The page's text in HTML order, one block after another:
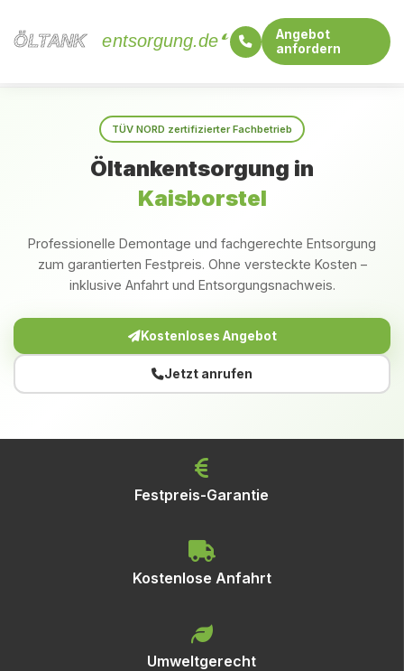
ÖLTANK
ÖLTANK entsorgung.de
Angebot
anfordern
TÜV NORD zertifizierter Fachbetrieb
Öltankentsorgung in
Kaisborstel
Professionelle Demontage und fachgerechte Entsorgung
zum garantierten Festpreis. Ohne versteckte Kosten –
inklusive Anfahrt und Entsorgungsnachweis.
Kostenloses Angebot
Jetzt anrufen
Festpreis-Garantie
Kostenlose Anfahrt
Umweltgerecht